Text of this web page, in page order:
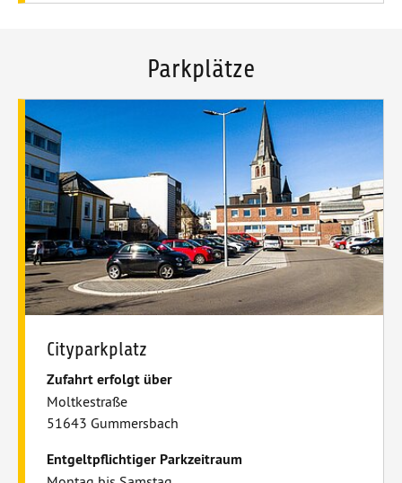
Parkplätze
Cityparkplatz
Zufahrt erfolgt über
Moltkestraße
51643 Gummersbach
Entgeltpflichtiger Parkzeitraum